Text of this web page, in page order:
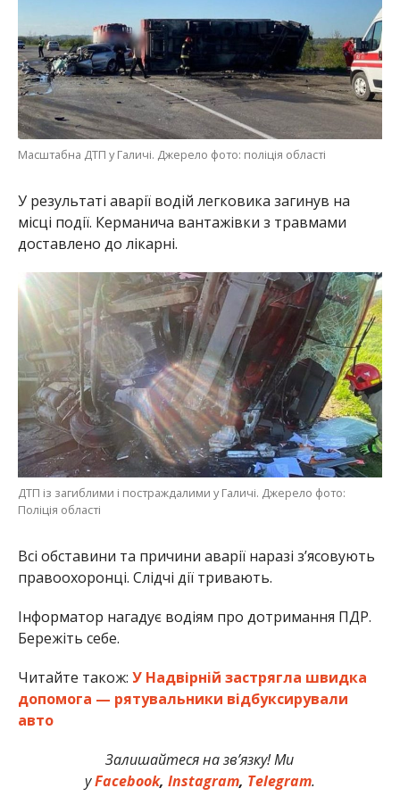
Масштабна ДТП у Галичі. Джерело фото: поліція області
У результаті аварії водій легковика загинув на
місці події. Керманича вантажівки з травмами
доставлено до лікарні.
ДТП із загиблими і постраждалими у Галичі. Джерело фото:
Поліція області
Всі обставини та причини аварії наразі з’ясовують
правоохоронці. Слідчі дії тривають.
Інформатор нагадує водіям про дотримання ПДР.
Бережіть себе.
Читайте також: У Надвірній застрягла швидка
допомога — рятувальники відбуксирували
авто
Залишайтеся на зв’язку! Ми
уFacebook, Instagram, Telegram.